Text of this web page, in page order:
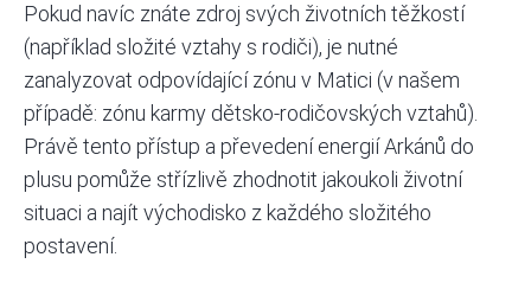
Pokud navíc znáte zdroj svých životních těžkostí
(například složité vztahy s rodiči), je nutné
zanalyzovat odpovídající zónu v Matici (v našem
případě: zónu karmy dětsko-rodičovských vztahů).
Právě tento přístup a převedení energií Arkánů do
plusu pomůže střízlivě zhodnotit jakoukoli životní
situaci a najít východisko z každého složitého
postavení.